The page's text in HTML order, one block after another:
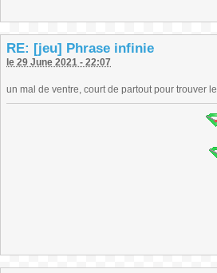
RE: [jeu] Phrase infinie
le 29 June 2021 - 22:07
un mal de ventre, court de partout pour trouver